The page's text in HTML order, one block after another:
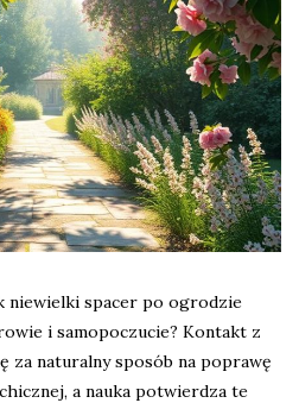
niewielki spacer po ogrodzie
i samopoczucie? Kontakt z
za naturalny sposób na poprawę
a nauka potwierdza te